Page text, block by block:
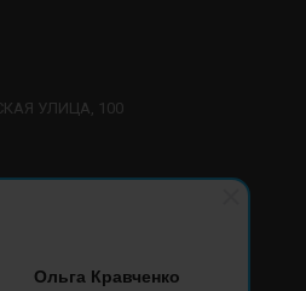
Ольга Кравченко
УЛИЦА, 100